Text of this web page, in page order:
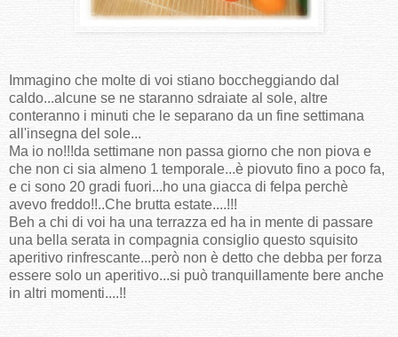
Immagino che molte di voi stiano boccheggiando dal
caldo...alcune se ne staranno sdraiate al sole, altre
conteranno i minuti che le separano da un fine settimana
all'insegna del sole...
Ma io no!!!da settimane non passa giorno che non piova e
che non ci sia almeno 1 temporale...è piovuto fino a poco fa,
e ci sono 20 gradi fuori...ho una giacca di felpa perchè
avevo freddo!!..Che brutta estate....!!!
Beh a chi di voi ha una terrazza ed ha in mente di passare
una bella serata in compagnia consiglio questo squisito
aperitivo rinfrescante...però non è detto che debba per forza
essere solo un aperitivo...si può tranquillamente bere anche
in altri momenti....!!